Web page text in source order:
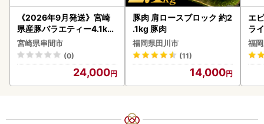
《2026年9月発送》宮崎
県産豚バラエティー4.1kg
セット_K033-057-2609
宮崎県串間市
(0)
24,000
豚肉 肩ロースブロック 約2
.1kg 豚肉
福岡県田川市
(11)
14,000
エ
ライ
福